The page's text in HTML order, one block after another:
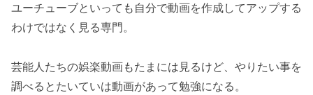
ユーチューブといっても自分で動画を作成してアップする
わけではなく見る専門。
芸能人たちの娯楽動画もたまには見るけど、やりたい事を
調べるとたいていは動画があって勉強になる。